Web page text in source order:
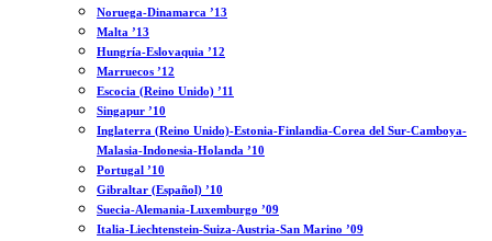
Noruega-Dinamarca ’13
Malta ’13
Hungría-Eslovaquia ’12
Marruecos ’12
Escocia (Reino Unido) ’11
Singapur ’10
Inglaterra (Reino Unido)-Estonia-Finlandia-Corea del Sur-Camboya-
Malasia-Indonesia-Holanda ’10
Portugal ’10
Gibraltar (Español) ’10
Suecia-Alemania-Luxemburgo ’09
Italia-Liechtenstein-Suiza-Austria-San Marino ’09